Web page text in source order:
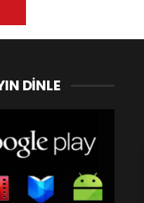
DINLE